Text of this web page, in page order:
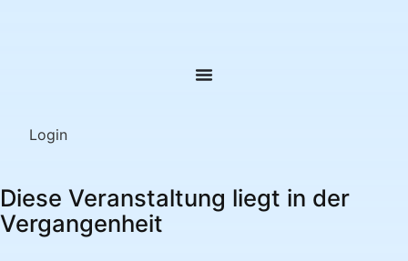
Login
Diese Veranstaltung liegt in der
Vergangenheit